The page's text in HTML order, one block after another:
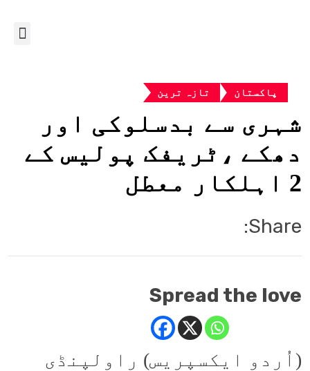
پاکستان تازہ ترین
شہری سے بدسلوکی اور
دھکے ،ٹریفک پولیس کے
2 اہلکار معطل
Share:
Spread the love
(اُردو ایکسپریس) راولپنڈی